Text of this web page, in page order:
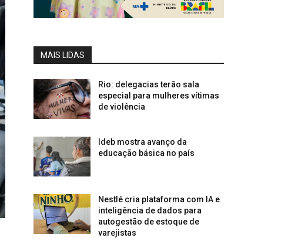
MAIS LIDAS
Rio: delegacias terão sala
especial para mulheres vítimas
de violência
Ideb mostra avanço da
educação básica no país
Nestlé cria plataforma com IA e
inteligência de dados para
autogestão de estoque de
varejistas